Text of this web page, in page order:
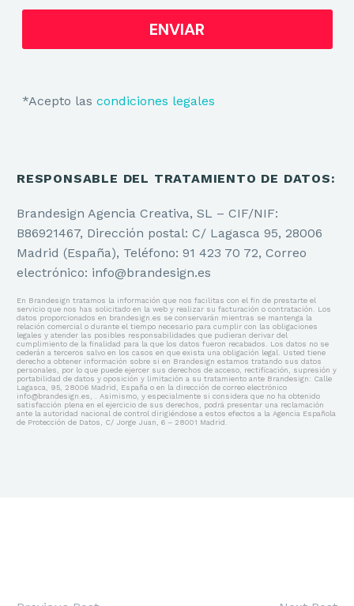
*Acepto las condiciones legales
RESPONSABLE DEL TRATAMIENTO DE DATOS:
Brandesign Agencia Creativa, SL – CIF/NIF:
B86921467, Dirección postal: C/ Lagasca 95, 28006
Madrid (España), Teléfono: 91 423 70 72, Correo
electrónico: info@brandesign.es
En Brandesign tratamos la información que nos facilitas con el fin de prestarte el
servicio que nos has solicitado en la web y realizar su facturación o contratación. Los
datos proporcionados en brandesign.es se conservarán mientras se mantenga la
relación comercial o durante el tiempo necesario para cumplir con las obligaciones
legales y atender las posibles responsabilidades que pudieran derivar del
cumplimiento de la finalidad para la que los datos fueron recabados. Los datos no se
cederán a terceros salvo en los casos en que exista una obligación legal. Usted tiene
derecho a obtener información sobre si en Brandesign estamos tratando sus datos
personales, por lo que puede ejercer sus derechos de acceso, rectificación, supresión y
portabilidad de datos y oposición y limitación a su tratamiento ante Brandesign: Calle
Lagasca, 95, 28006 Madrid, España o en la dirección de correo electrónico
info@brandesign.es, . Asimismo, y especialmente si considera que no ha obtenido
satisfacción plena en el ejercicio de sus derechos, podrá presentar una reclamación
ante la autoridad nacional de control dirigiéndose a estos efectos a la Agencia Española
de Protección de Datos, C/ Jorge Juan, 6 – 28001 Madrid.